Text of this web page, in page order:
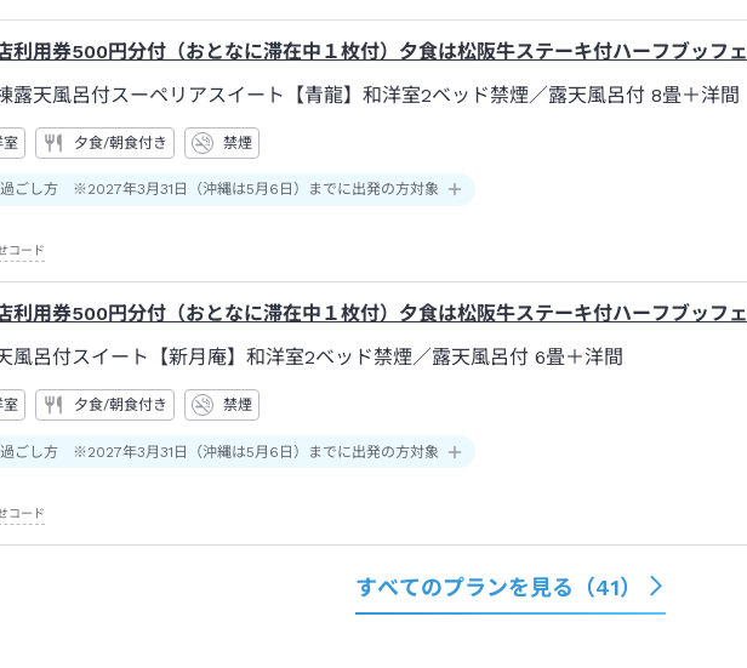
利用券500円分付（おとなに滞在中１枚付）夕食は松阪牛ステーキ付ハーフブッフェ
露天風呂付スーペリアスイート【青龍】和洋室2ベッド禁煙／露天風呂付 8畳＋洋間
室 夕食/朝食付き 禁煙
ごし方 ※2027年3月31日（沖縄は5月6日）までに出発の方対象
コード
利用券500円分付（おとなに滞在中１枚付）夕食は松阪牛ステーキ付ハーフブッフェ
風呂付スイート【新月庵】和洋室2ベッド禁煙／露天風呂付 6畳＋洋間
室 夕食/朝食付き 禁煙
ごし方 ※2027年3月31日（沖縄は5月6日）までに出発の方対象
コード
すべてのプランを見る（41）